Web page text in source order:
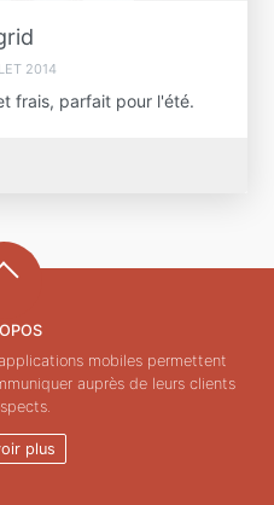
2014
frais, parfait pour l'été.
mobiles permettent
auprès de leurs clients
plus